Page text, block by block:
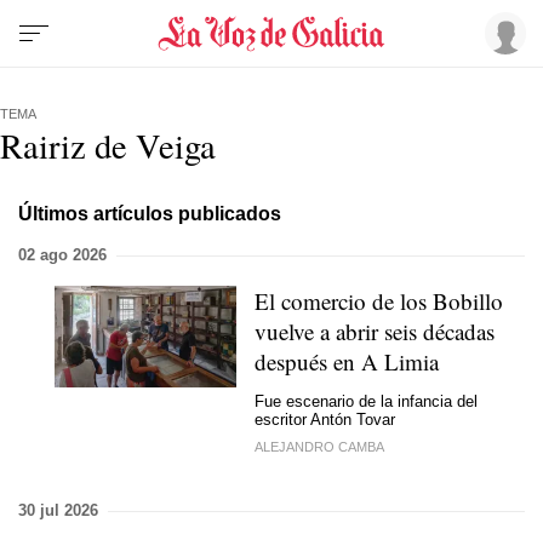
TEMA
Rairiz de Veiga
Últimos artículos publicados
02 ago 2026
El comercio de los Bobillo
vuelve a abrir seis décadas
después en A Limia
Fue escenario de la infancia del
escritor Antón Tovar
ALEJANDRO CAMBA
30 jul 2026